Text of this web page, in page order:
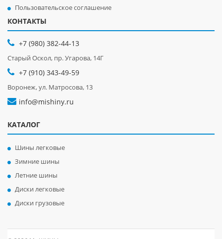
Пользовательское соглашение
КОНТАКТЫ
+7 (980) 382-44-13
Старый Оскол, пр. Угарова, 14Г
+7 (910) 343-49-59
Воронеж, ул. Матросова, 13
info@mishiny.ru
КАТАЛОГ
Шины легковые
Зимние шины
Летние шины
Диски легковые
Диски грузовые